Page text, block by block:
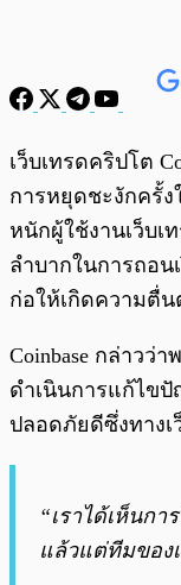
พร้อมเล่น
เว็บเทรดคริปโต
การหยุดชะงักครั้
หนักผู้ใช้งานเว็บเ
ลำบากในการถอน
ก่อให้เกิดความตื่
Coinbase กล่าวว่
ดำเนินการแก้ไข
ปลอดภัยดีซึ่งทางเ
“เราได้เห็นก
แล้วแต่ทีมของ